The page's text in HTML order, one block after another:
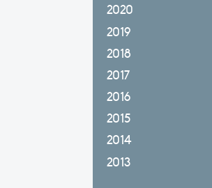
2020
2019
2018
2017
2016
2015
2014
2013